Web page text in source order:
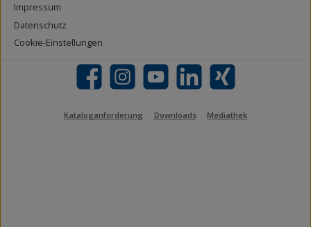
Impressum
Datenschutz
Cookie-Einstellungen
Facebook Instagram YouTube LinkedIn Xing
Kataloganforderung Downloads Mediathek